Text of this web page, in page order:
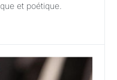
et poétique.